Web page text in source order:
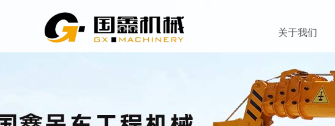
关于我们